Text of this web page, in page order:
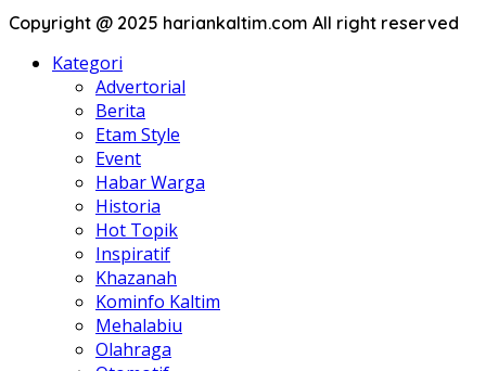
Copyright @ 2025 hariankaltim.com All right reserved
Kategori
Advertorial
Berita
Etam Style
Event
Habar Warga
Historia
Hot Topik
Inspiratif
Khazanah
Kominfo Kaltim
Mehalabiu
Olahraga